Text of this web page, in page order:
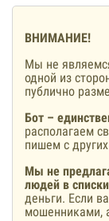
ВНИМАНИЕ!
Мы не
одной из
публично
Бот –
располагаем
пишем с
Мы не
людей в
деньги. Если
мошенниками,